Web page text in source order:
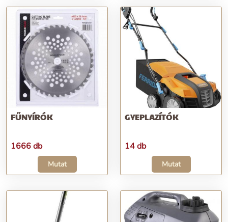
FŰNYÍRÓK
1666 db
Mutat
GYEPLAZÍTÓK
14 db
Mutat